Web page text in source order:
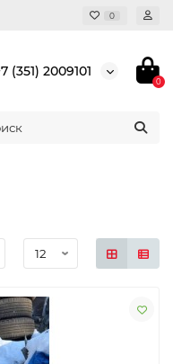
0
(351) 2009101
0